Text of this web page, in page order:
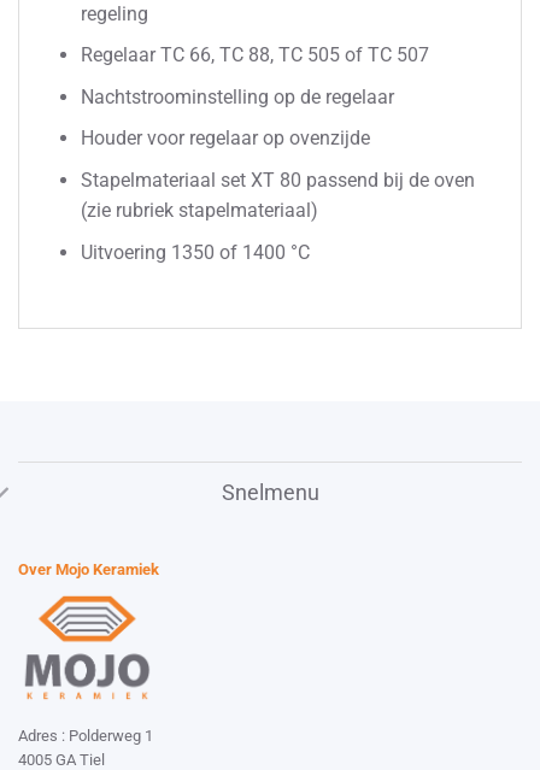
regeling
Regelaar TC 66, TC 88, TC 505 of TC 507
Nachtstroominstelling op de regelaar
Houder voor regelaar op ovenzijde
Stapelmateriaal set XT 80 passend bij de oven
(zie rubriek stapelmateriaal)
Uitvoering 1350 of 1400 °C
Snelmenu
Over Mojo Keramiek
Adres : Polderweg 1
4005 GA Tiel